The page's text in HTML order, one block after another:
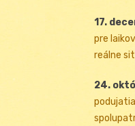
17.
pre
reálne
24.